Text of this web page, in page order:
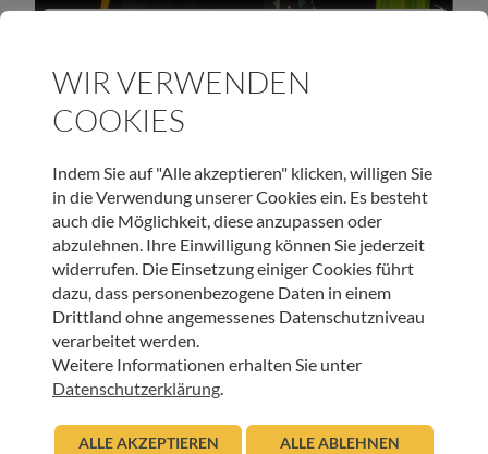
30 Jahrfeier in Imst
12.10.2023
Beitrag lesen
HOSPIZ TIROL
WIR VERWENDEN
COOKIES
Indem Sie auf "Alle akzeptieren" klicken, willigen Sie
in die Verwendung unserer Cookies ein. Es besteht
auch die Möglichkeit, diese anzupassen oder
abzulehnen. Ihre Einwilligung können Sie jederzeit
widerrufen. Die Einsetzung einiger Cookies führt
dazu, dass personenbezogene Daten in einem
Drittland ohne angemessenes Datenschutzniveau
verarbeitet werden.
Weitere Informationen erhalten Sie unter
Datenschutzerklärung.
ALLE AKZEPTIEREN ALLE ABLEHNEN